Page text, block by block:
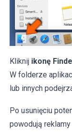
Kliknij ikonę
W folderze
lub innych
Po usunięciu
powodują